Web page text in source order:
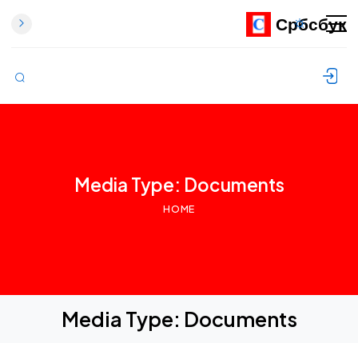
Skip to content
Србсбук
Media Type: Documents
HOME
Media Type: Documents